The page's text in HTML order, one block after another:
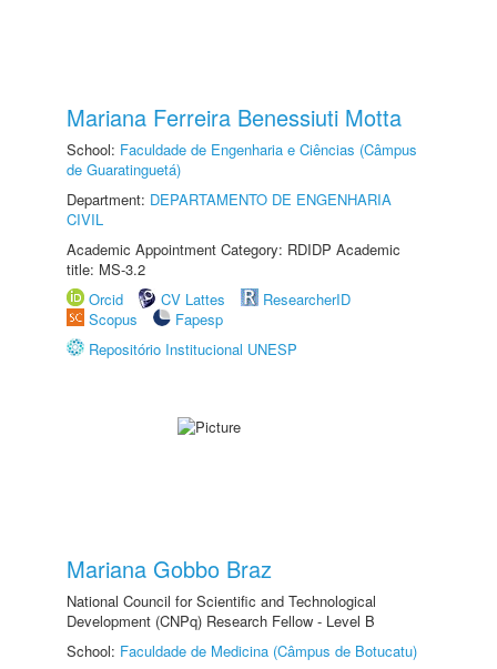
Mariana Ferreira Benessiuti Motta
School: Faculdade de Engenharia e Ciências (Câmpus
de Guaratinguetá)
Department: DEPARTAMENTO DE ENGENHARIA
CIVIL
Academic Appointment Category: RDIDP Academic
title: MS-3.2
Orcid
CV Lattes
ResearcherID
Scopus
Fapesp
Repositório Institucional UNESP
Mariana Gobbo Braz
National Council for Scientific and Technological
Development (CNPq) Research Fellow - Level B
School: Faculdade de Medicina (Câmpus de Botucatu)